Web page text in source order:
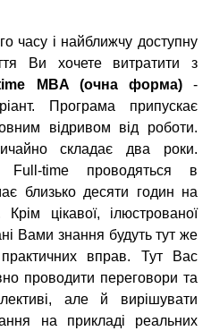
школы
курсы
часу і найближчу доступну
Ви хочете витратити з
MBA (очна форма)-
Програма припускає
відривом від роботи.
складає два роки.
Full-time проводяться в
близько десяти годин на
цікавої, ілюстрованої
Вами знання будуть тут же
вправ. Тут Вас
проводити переговори та
але й вирішувати
на прикладі реальних